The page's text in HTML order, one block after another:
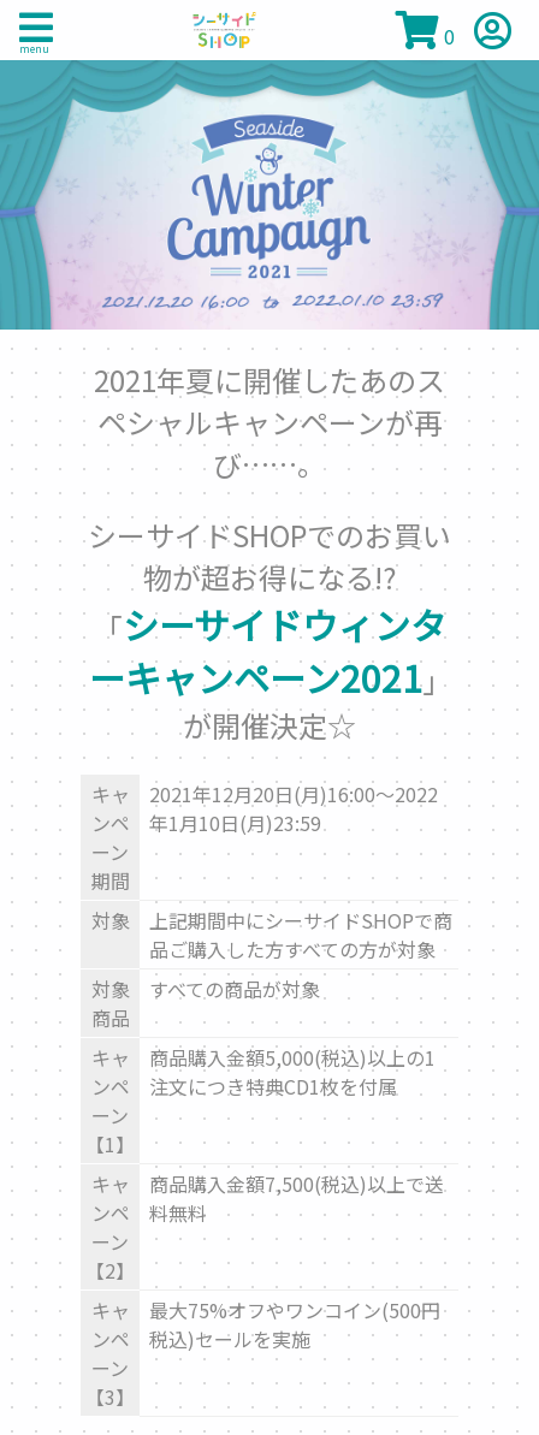
menu 0
2021年夏に開催したあのス
ペシャルキャンペーンが再
び……。
シーサイドSHOPでのお買い
物が超お得になる!?
「シーサイドウィンタ
ーキャンペーン2021」
が開催決定☆
キャ
ンペ
ーン
期間
2021年12月20日(月)16:00～2022
年1月10日(月)23:59
対象
上記期間中にシーサイドSHOPで商
品ご購入した方すべての方が対象
対象
商品
すべての商品が対象
キャ
ンペ
ーン
【1】
商品購入金額5,000(税込)以上の1
注文につき特典CD1枚を付属
キャ
ンペ
ーン
【2】
商品購入金額7,500(税込)以上で送
料無料
キャ
ンペ
ーン
【3】
最大75%オフやワンコイン(500円
税込)セールを実施